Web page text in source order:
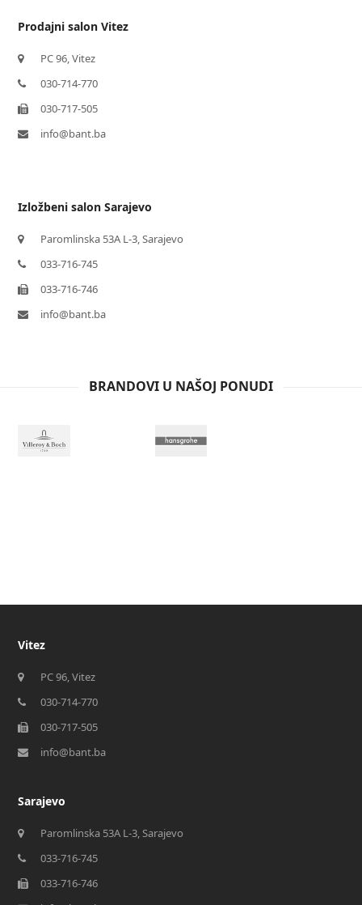
Prodajni salon Vitez
PC 96, Vitez
030-714-770
030-717-505
info@bant.ba
Izložbeni salon Sarajevo
Paromlinska 53A L-3, Sarajevo
033-716-745
033-716-746
info@bant.ba
BRANDOVI U NAŠOJ PONUDI
Vitez
PC 96, Vitez
030-714-770
030-717-505
info@bant.ba
Sarajevo
Paromlinska 53A L-3, Sarajevo
033-716-745
033-716-746